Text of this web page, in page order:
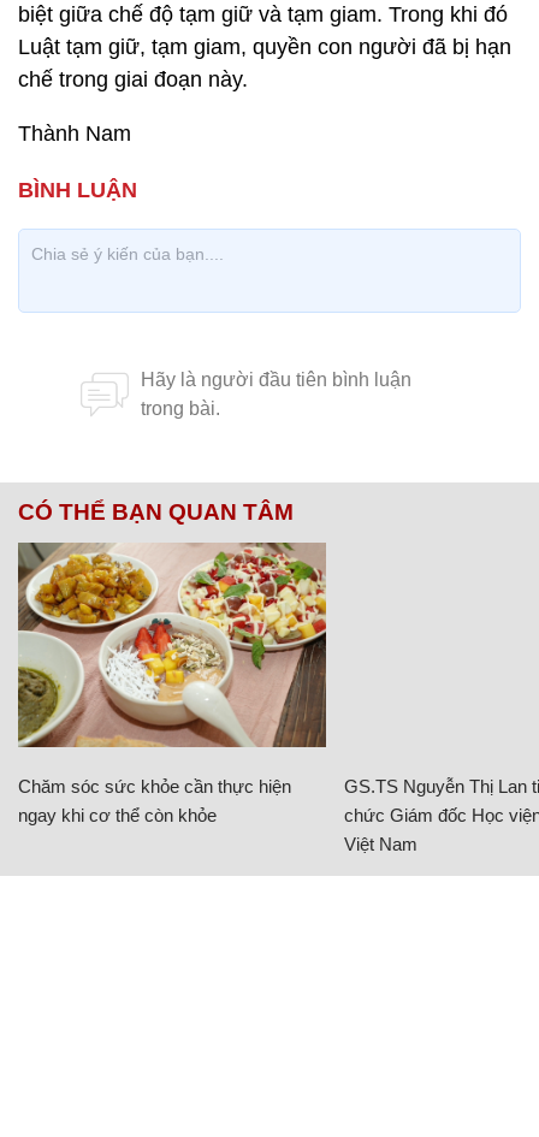
biệt giữa chế độ tạm giữ và tạm giam. Trong khi đó
Luật tạm giữ, tạm giam, quyền con người đã bị hạn
chế trong giai đoạn này.
Thành Nam
CÓ THỂ BẠN QUAN TÂM
Chăm sóc sức khỏe cần thực hiện
ngay khi cơ thể còn khỏe
GS.TS Nguyễn Thị Lan
chức Giám đốc Học
Việt Nam